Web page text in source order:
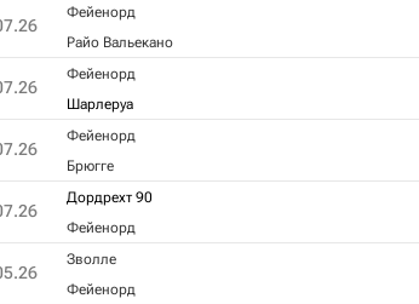
Фейенорд
Райо Вальекано
Фейенорд
Шарлеруа
Фейенорд
Брюгге
Дордрехт 90
Фейенорд
Зволле
Фейенорд